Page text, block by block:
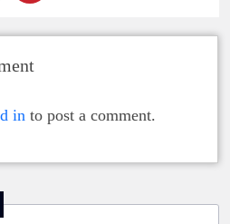
in to post a comment.